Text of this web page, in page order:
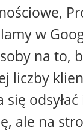
w
na to,
liczby
się
ale na